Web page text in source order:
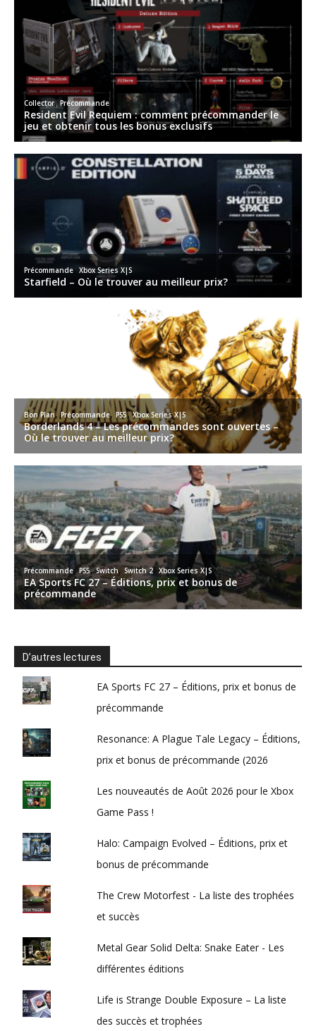
D’autres lectures
EA Sports FC 27 – Éditions, prix et bonus de
précommande
Resonance: A Plague Tale Legacy – Éditions,
prix et bonus de précommande (2026
Les nouveautés de Août 2026 pour le Xbox
Game Pass !
Halo: Campaign Evolved – Éditions, prix et
bonus de précommande
The Crew Motorfest - La liste des trophées
et succès
Metal Gear Solid Delta: Snake Eater - Les
différentes éditions
Life is Strange Double Exposure – La liste
des succès et trophées